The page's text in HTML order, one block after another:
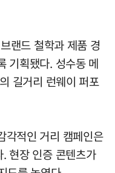
랜드 철학과 제품 경
기획됐다. 성수동 메
길거리 런웨이 퍼포
각적인 거리 캠페인은
현장 인증 콘텐츠가